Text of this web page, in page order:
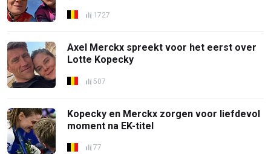
1727
Axel Merckx spreekt voor het eerst over
Lotte Kopecky
507
Kopecky en Merckx zorgen voor liefdevol
moment na EK-titel
77